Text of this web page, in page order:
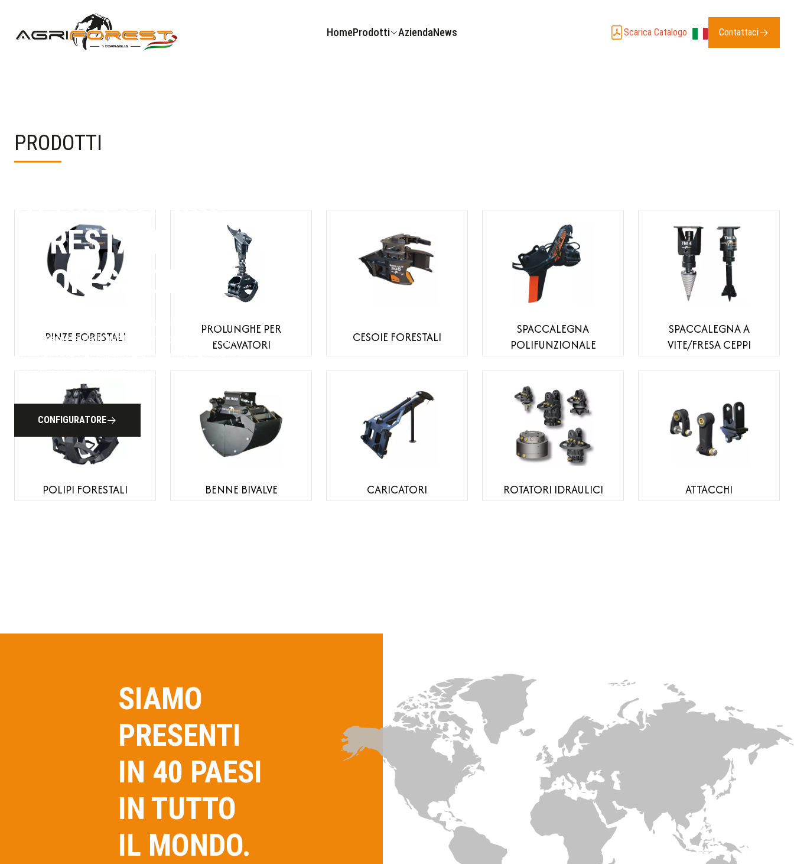
HomeProdotti AziendaNews Scarica Catalogo Contattaci
ATTREZZATURE
FORESTALI
PROFESSIONALI
Produciamo attrezzature per la movimentazione
del legname e delle pietre, per il taglio delle piante
etc., pensate per garantire affidabilità, resistenza
e ottime prestazioni sul campo.
CONFIGURATORE
PRODOTTI
PINZE FORESTALI
PROLUNGHE PER
ESCAVATORI
CESOIE FORESTALI
SPACCALEGNA
POLIFUNZIONALE
SPACCALEGNA A
VITE/FRESA CEPPI
POLIPI FORESTALI BENNE BIVALVE CARICATORI ROTATORI IDRAULICI ATTACCHI
SIAMO
PRESENTI
IN 40 PAESI
IN TUTTO
IL MONDO.